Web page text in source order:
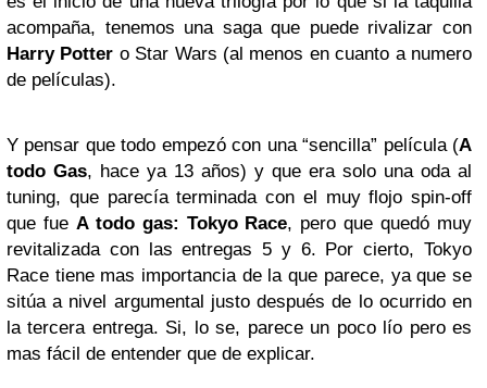
acompaña, tenemos una saga que puede rivalizar con
Harry Potter o Star Wars (al menos en cuanto a numero
de películas).
Y pensar que todo empezó con una “sencilla” película (A
todo Gas, hace ya 13 años) y que era solo una oda al
tuning, que parecía terminada con el muy flojo spin-off
que fue A todo gas: TokyoRace, pero que quedó muy
revitalizada con las entregas 5 y 6. Por cierto, Tokyo
Race tiene mas importancia de la que parece, ya que se
sitúa a nivel argumental justo después de lo ocurrido en
la tercera entrega. Si, lo se, parece un poco lío pero es
mas fácil de entender que de explicar.